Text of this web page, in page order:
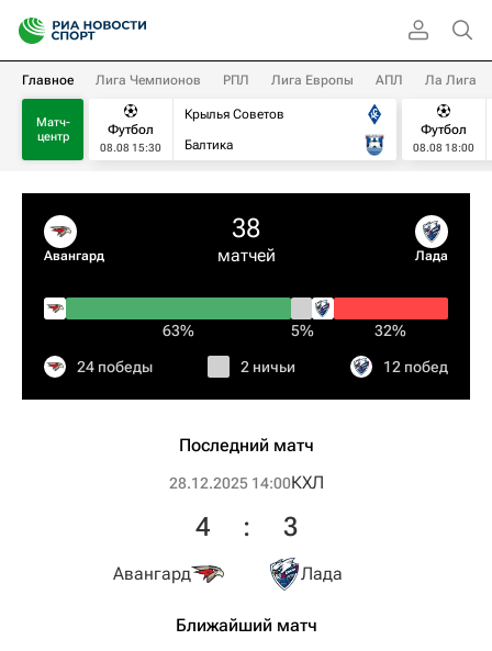
Главное Лига Чемпионов РПЛ Лига Европы АПЛ Ла Лига
Матч-
центр
Футбол
08.08 15:30
Крылья Советов
Балтика
Футбол
08.08 18:00
Авангард
38
матчей Лада
63% 5% 32%
24 победы 2 ничьи 12 побед
Последний матч
28.12.2025 14:00КХЛ
Авангард
4 : 3
Лада
Ближайший матч